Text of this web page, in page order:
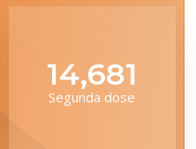
17,595
Segunda dose